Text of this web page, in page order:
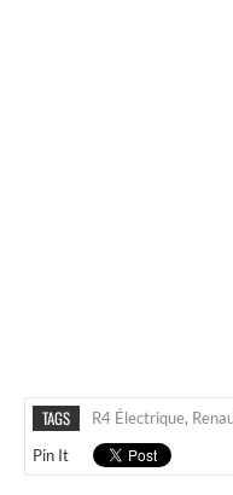
TAGS R4 Électrique,
Pin It